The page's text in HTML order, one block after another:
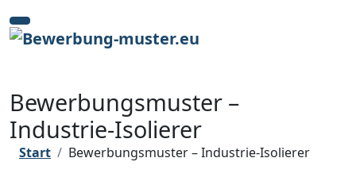
Inhalt
springen
Bewerbungsmuster –
Industrie-Isolierer
Start Bewerbungsmuster – Industrie-Isolierer